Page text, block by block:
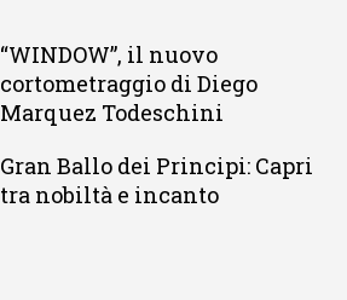
“WINDOW”, il nuovo
cortometraggio di Diego
Marquez Todeschini
Gran Ballo dei Principi: Capri
tra nobiltà e incanto